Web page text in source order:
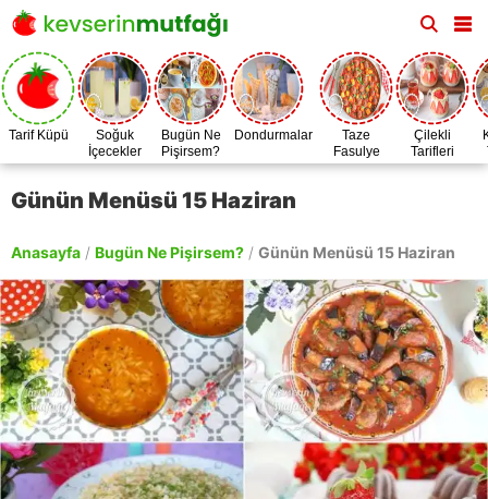
Tarif Küpü
Soğuk
İçecekler
Bugün Ne
Pişirsem?
Dondurmalar
Taze
Fasulye
Zamanı
Çilekli
Tarifleri
Günün Menüsü 15 Haziran
Anasayfa / Bugün Ne Pişirsem? / Günün Menüsü 15 Haziran